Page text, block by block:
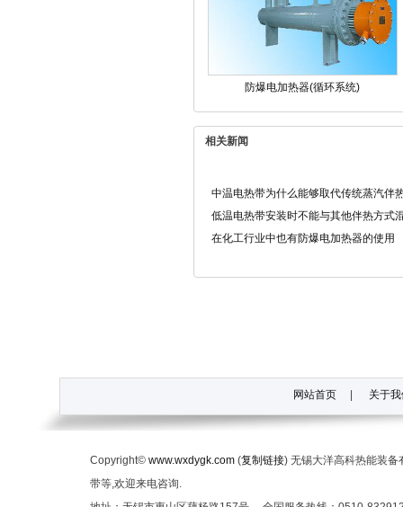
防爆电加热器(循环系统)
相关新闻
中温电热带为什么能够取代传统蒸汽伴
低温电热带安装时不能与其他伴热方式
在化工行业中也有防爆电加热器的使用
网站首页 关于
Copyright© www.wxdygk.com (复制链接) 无锡大洋高科热能装
带等,欢迎来电咨询.